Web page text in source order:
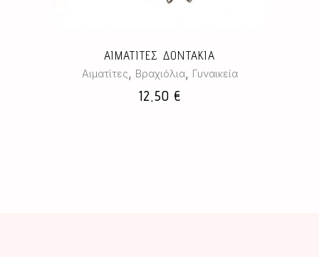
ΑΙΜΑΤΙΤΕΣ ΔΟΝΤΑΚΙΑ
Αιματίτες Βραχιόλια, Γυναικεία
12,50 €